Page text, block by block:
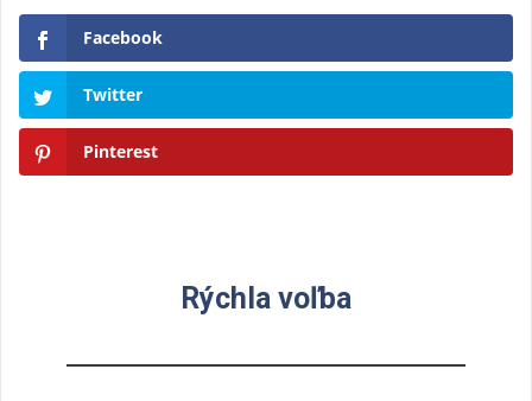
Facebook
Twitter
Pinterest
Rýchla voľba